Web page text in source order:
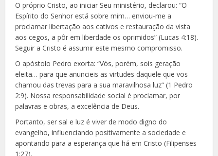
O próprio Cristo, ao iniciar Seu ministério, declarou: “O
Espírito do Senhor está sobre mim… enviou-me a
proclamar libertação aos cativos e restauração da vista
aos cegos, a pôr em liberdade os oprimidos” (Lucas 4:18).
Seguir a Cristo é assumir este mesmo compromisso.
O apóstolo Pedro exorta: “Vós, porém, sois geração
eleita… para que anuncieis as virtudes daquele que vos
chamou das trevas para a sua maravilhosa luz” (1 Pedro
2:9). Nossa responsabilidade social é proclamar, por
palavras e obras, a excelência de Deus.
Portanto, ser sal e luz é viver de modo digno do
evangelho, influenciando positivamente a sociedade e
apontando para a esperança que há em Cristo (Filipenses
1:27).